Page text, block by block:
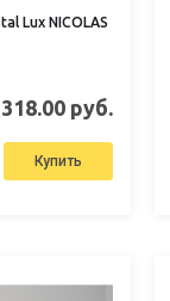
Lux NICOLAS
318.00 руб.
Купить